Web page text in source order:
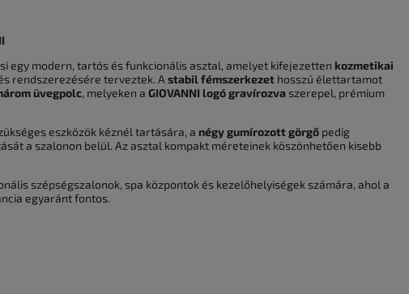
egy modern, tartós és funkcionális asztal, amelyet kifejezetten kozmetikai
rendszerezésére terveztek. A stabil fémszerkezet hosszú élettartamot
üvegpolc, melyeken a GIOVANNI logó gravírozva szerepel, prémium
eszközök kéznél tartására, a négy gumírozott görgő pedig
a szalonon belül. Az asztal kompakt méreteinek köszönhetően kisebb
szépségszalonok, spa központok és kezelőhelyiségek számára, ahol a
egyaránt fontos.